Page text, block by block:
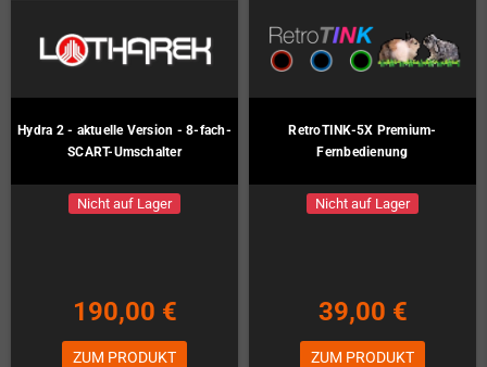
Hydra 2 - aktuelle Version - 8-fach-
SCART-Umschalter
Nicht auf Lager
190,00 €
ZUM PRODUKT
RetroTINK-5X Premium-
Fernbedienung
Nicht auf Lager
39,00 €
ZUM PRODUKT